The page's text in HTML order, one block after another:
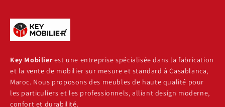
Key Mobilierest une entreprise spécialisée dans la fabrication
et la vente de mobilier sur mesure et standard à Casablanca,
Maroc. Nous proposons des meubles de haute qualité pour
les particuliers et les professionnels, alliant design moderne,
confort et durabilité.